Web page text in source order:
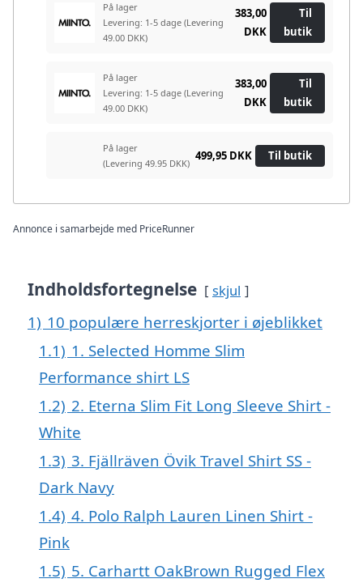
På lager
Levering: 1-5 dage (Levering
49.00 DKK)
383,00
DKK
Til
butik
På lager
Levering: 1-5 dage (Levering
49.00 DKK)
383,00
DKK
Til
butik
På lager
(Levering 49.95 DKK)
499,95 DKK Til butik
Annonce i samarbejde med PriceRunner
Indholdsfortegnelse skjul
1) 10 populære herreskjorter i øjeblikket
1.1) 1. Selected Homme Slim
Performance shirt LS
1.2) 2. Eterna Slim Fit Long Sleeve Shirt -
White
1.3) 3. Fjällräven Övik Travel Shirt SS -
Dark Navy
1.4) 4. Polo Ralph Lauren Linen Shirt -
Pink
1.5) 5. Carhartt OakBrown Rugged Flex